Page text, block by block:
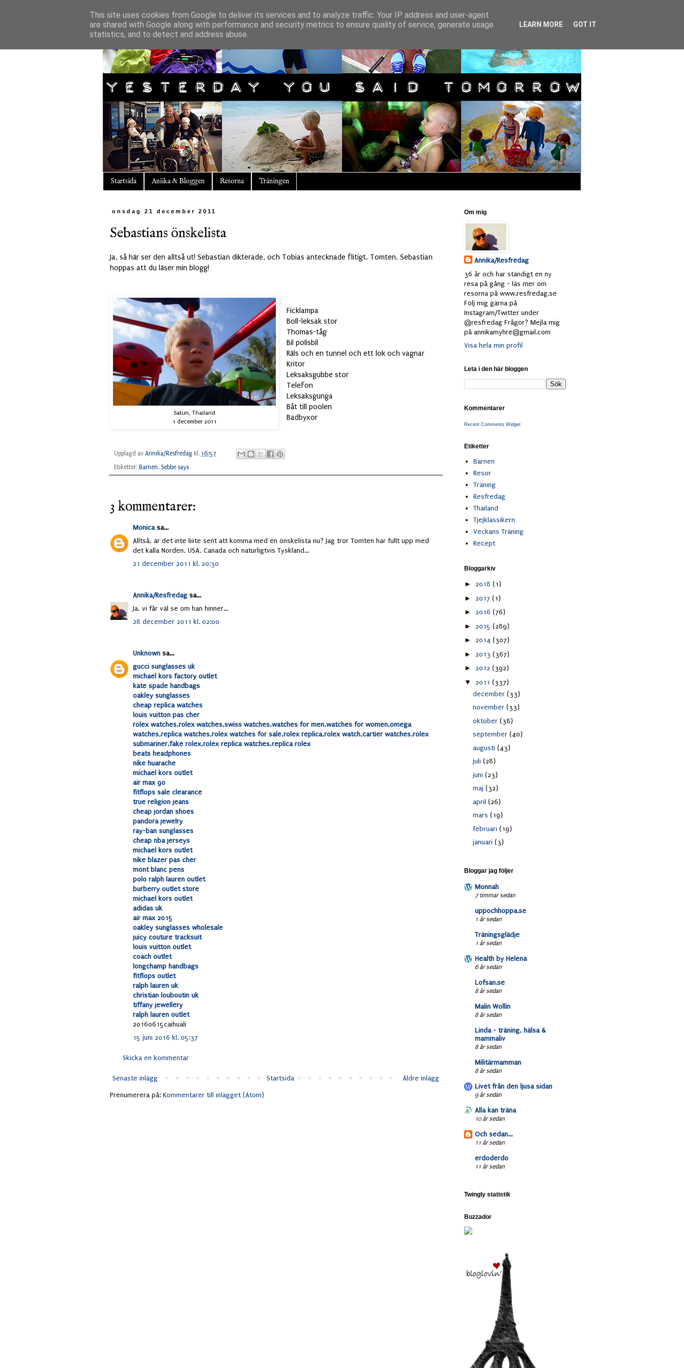
Startsida Aniika & Bloggen Resorna Träningen
onsdag 21 december 2011
Sebastians önskelista
Ja, så här ser den alltså ut! Sebastian dikterade, och Tobias antecknade flitigt. Tomten, Sebastian
hoppas att du läser min blogg!
Satun, Thailand
1 december 2011
Ficklampa
Boll-leksak stor
Thomas-tåg
Bil polisbil
Räls och en tunnel och ett lok och vagnar
Kritor
Leksaksgubbe stor
Telefon
Leksaksgunga
Båt till poolen
Badbyxor
Upplagd av Annika/Resfredag kl. 16:57
Etiketter: Barnen, Sebbe says
3 kommentarer:
Monicasa...
Alltså, är det inte liiite sent att komma med en önskelista nu? Jag tror Tomten har fullt upp med
det kalla Norden, USA, Canada och naturligtvis Tyskland...
21 december 2011 kl. 20:30
Annika/Resfredagsa...
Ja, vi får väl se om han hinner...
28 december 2011 kl. 02:00
Unknown sa...
gucci sunglasses uk
michael kors factory outlet
kate spade handbags
oakley sunglasses
cheap replica watches
louis vuitton pas cher
rolex watches,rolex watches,swiss watches,watches for men,watches for women,omega
watches,replica watches,rolex watches for sale,rolex replica,rolex watch,cartier watches,rolex
submariner,fake rolex,rolex replica watches,replica rolex
beats headphones
nike huarache
michael kors outlet
air max 90
fitflops sale clearance
true religion jeans
cheap jordan shoes
pandora jewelry
ray-ban sunglasses
cheap nba jerseys
michael kors outlet
nike blazer pas cher
mont blanc pens
polo ralph lauren outlet
burberry outlet store
michael kors outlet
adidas uk
air max 2015
oakley sunglasses wholesale
juicy couture tracksuit
louis vuitton outlet
coach outlet
longchamp handbags
fitflops outlet
ralph lauren uk
christian louboutin uk
tiffany jewellery
ralph lauren outlet
20160615caihuali
15 juni 2016 kl. 05:37
Skicka en kommentar
Senaste inlägg Äldre inlägg
Startsida
Prenumerera på: Kommentarer till inlägget (Atom)
Om mig
Annika/Resfredag
36 år och har ständigt en ny
resa på gång - läs mer om
resorna på www.resfredag.se
Följ mig gärna på
Instagram/Twitter under
@resfredag Frågor? Mejla mig
på annikamyhre@gmail.com
Visa hela min profil
Leta i den här bloggen
Kommentarer
Recent Comments Widget
Etiketter
Barnen
Resor
Träning
Resfredag
Thailand
Tjejklassikern
Veckans Träning
Recept
Bloggarkiv
► 2018 (1)
► 2017 (1)
► 2016 (76)
► 2015 (289)
► 2014 (307)
► 2013 (367)
► 2012 (392)
▼ 2011 (337)
december (33)
november (33)
oktober (38)
september (40)
augusti (43)
juli (28)
juni (23)
maj (32)
april (26)
mars (19)
februari (19)
januari (3)
Bloggar jag följer
Monnah
7 timmar sedan
uppochhoppa.se
1 år sedan
Träningsglädje
1 år sedan
Health by Helena
6 år sedan
Lofsan.se
8 år sedan
Malin Wollin
8 år sedan
Linda - träning, hälsa &
mammaliv
8 år sedan
Militärmamman
8 år sedan
Livet från den ljusa sidan
9 år sedan
Alla kan träna
10 år sedan
Och sedan...
11 år sedan
erdoderdo
11 år sedan
Twingly statistik
Buzzador
This site uses cookies from Google to deliver its services and to analyze traffic. Your IP address and user-agent
are shared with Google along with performance and security metrics to ensure quality of service, generate usage
statistics, and to detect and address abuse.
LEARN MORE GOT IT